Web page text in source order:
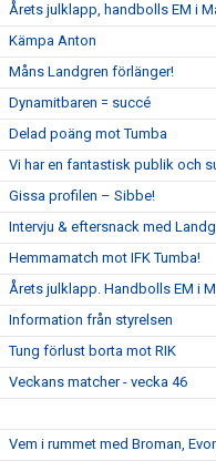
Årets julklapp, handbolls EM i
Kämpa Anton
Måns Landgren förlänger!
Dynamitbaren = succé
Delad poäng mot Tumba
Vi har en fantastisk publik och
Gissa profilen – Sibbe!
Intervju & eftersnack med
Hemmamatch mot IFK Tumba!
Årets julklapp. Handbolls EM i
Information från styrelsen
Tung förlust borta mot RIK
Veckans matcher - vecka 46
Vem i rummet med Broman,